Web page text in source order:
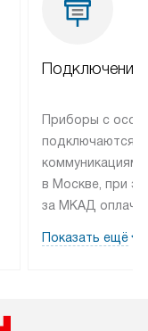
Подключение
Приборы с
подключаются к
коммуникациям
в Москве, при
за МКАД
партнера
Показать ещё